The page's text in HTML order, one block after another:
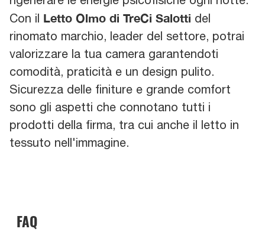
Con il Letto Olmo di TreCi Salotti del
rinomato marchio, leader del settore, potrai
valorizzare la tua camera garantendoti
comodità, praticità e un design pulito.
Sicurezza delle finiture e grande comfort
sono gli aspetti che connotano tutti i
prodotti della firma, tra cui anche il letto in
tessuto nell'immagine.
FAQ